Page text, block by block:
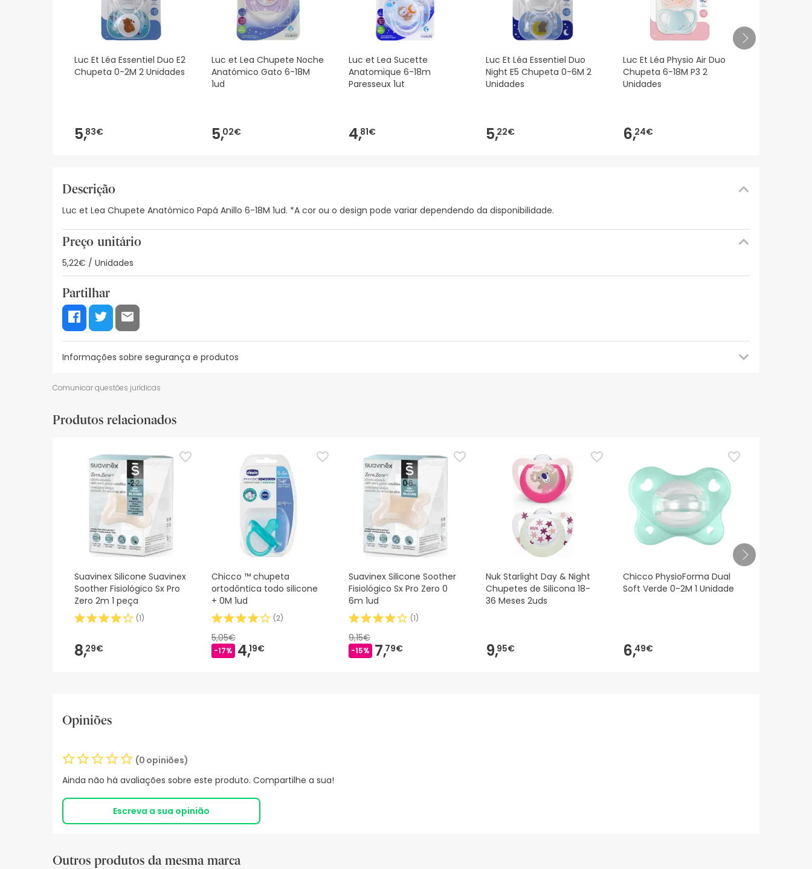
Luc Et Léa Essentiel Duo E2
Chupeta 0-2M 2 Unidades
5,83€
Luc et Lea Chupete Noche
Anatómico Gato 6-18M
1ud
5,02€
Luc et Lea Sucette
Anatomique 6-18m
Paresseux 1ut
4,81€
Luc Et Léa Essentiel Duo
Night E5 Chupeta 0-6M 2
Unidades
5,22€
Luc Et Léa Physio Air Duo
Chupeta 6-18M P3 2
Unidades
6,24€
Descrição
Luc et Lea Chupete Anatómico Papá Anillo 6-18M 1ud. *A cor ou o design pode variar dependendo da disponibilidade.
Preço unitário
5,22€ / Unidades
Partilhar
Informações sobre segurança e produtos
Recursos de segurança visual
De momento, não dispomos de imagens de segurança para este produto, mas estamos a trabalhar nisso. Recomendamos que voltes mais tarde para veres as
sobre segurança, não hesites em contactar-nos. Além disso, se desejares, também podes devolver o produto seguindo os
nossos termos e condições
Comunicar questões jurídicas
Produtos relacionados
Suavinex Silicone Suavinex
Soother Fisiológico Sx Pro
Zero 2m 1 peça
(1)
8,29€
Chicco ™ chupeta
ortodôntica todo silicone
+ 0M 1ud
(2)
5,05€
-17% 4,19€
Suavinex Silicone Soother
Fisiológico Sx Pro Zero 0
6m 1ud
(1)
9,15€
-15% 7,79€
Nuk Starlight Day & Night
Chupetes de Silicona 18-
36 Meses 2uds
9,95€
Chicco PhysioForma Dual
Soft Verde 0-2M 1 Unidade
6,49€
Opiniões
(0 opiniões)
Ainda não há avaliações sobre este produto. Compartilhe a sua!
Escreva a sua opinião
Outros produtos da mesma marca